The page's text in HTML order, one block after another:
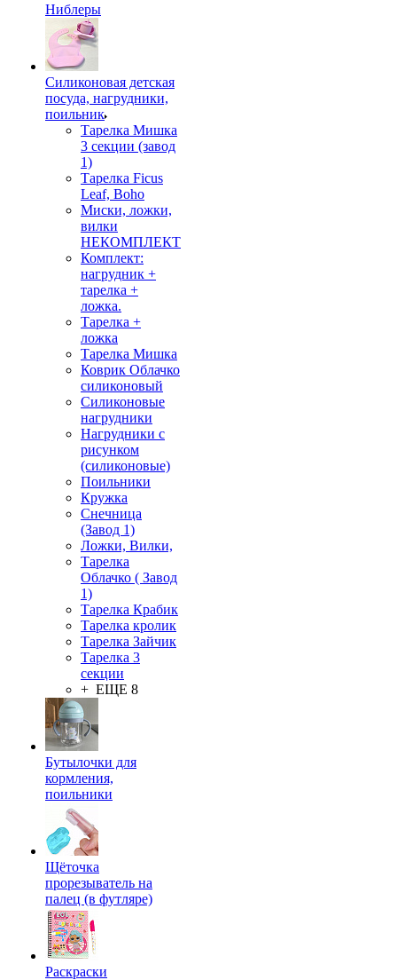
Ниблеры
Силиконовая детская
посуда, нагрудники,
поильник
Тарелка Мишка
3 секции (завод
1)
Тарелка Ficus
Leaf, Boho
Миски, ложки,
вилки
НЕКОМПЛЕКТ
Комплект:
нагрудник +
тарелка +
ложка.
Тарелка +
ложка
Тарелка Мишка
Коврик Облачко
силиконовый
Силиконовые
нагрудники
Нагрудники с
рисунком
(силиконовые)
Поильники
Кружка
Снечница
(Завод 1)
Ложки, Вилки,
Тарелка
Облачко ( Завод
1)
Тарелка Крабик
Тарелка кролик
Тарелка Зайчик
Тарелка 3
секции
+ ЕЩЕ 8
Бутылочки для
кормления,
поильники
Щёточка
прорезыватель на
палец (в футляре)
Раскраски